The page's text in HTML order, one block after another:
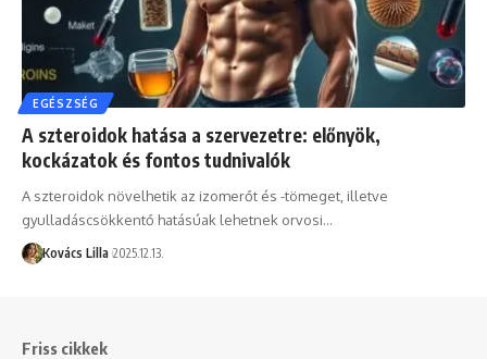
EGÉSZSÉG
A szteroidok hatása a szervezetre: előnyök,
kockázatok és fontos tudnivalók
A szteroidok növelhetik az izomerőt és -tömeget, illetve
gyulladáscsökkentő hatásúak lehetnek orvosi…
Kovács Lilla 2025.12.13.
Friss cikkek